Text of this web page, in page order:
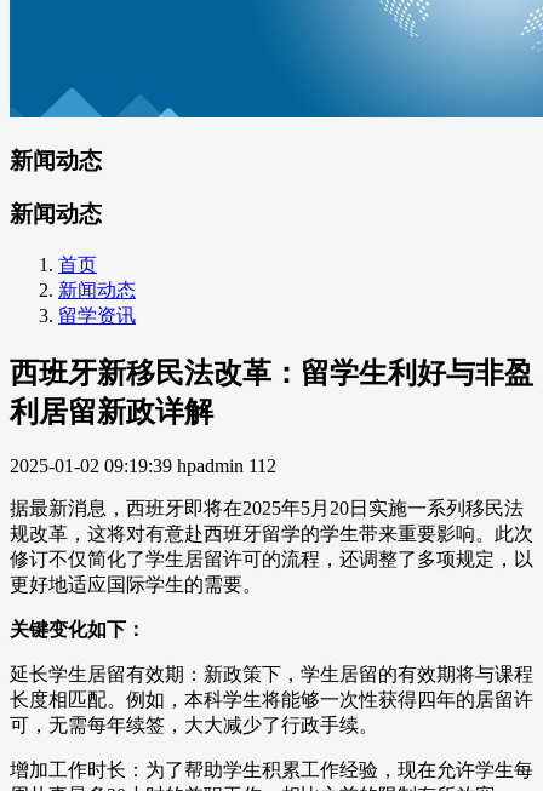
新闻动态
新闻动态
首页
新闻动态
留学资讯
西班牙新移民法改革：留学生利好与非盈
利居留新政详解
2025-01-02 09:19:39 hpadmin 112
据最新消息，西班牙即将在2025年5月20日实施一系列移民法
规改革，这将对有意赴西班牙留学的学生带来重要影响。此次
修订不仅简化了学生居留许可的流程，还调整了多项规定，以
更好地适应国际学生的需要。
关键变化如下：
延长学生居留有效期：新政策下，学生居留的有效期将与课程
长度相匹配。例如，本科学生将能够一次性获得四年的居留许
可，无需每年续签，大大减少了行政手续。
增加工作时长：为了帮助学生积累工作经验，现在允许学生每